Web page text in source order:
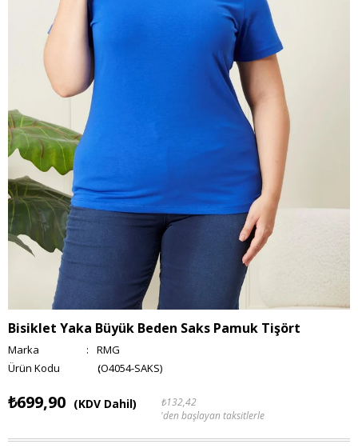
Bisiklet Yaka Büyük Beden Saks Pamuk Tişört
Marka :
RMG
(O4054-SAKS)
₺699,90 (KDV Dahil)
₺132,42
'den başlayan taksitlerle